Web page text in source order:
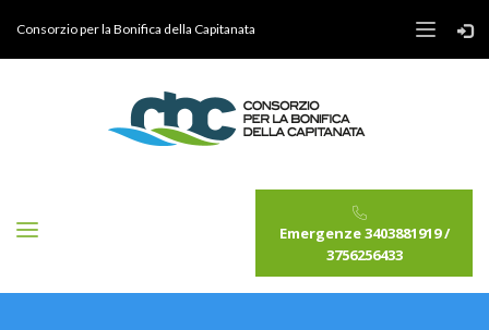
Consorzio per la Bonifica della Capitanata
Emergenze 3403881919 /
3756256433